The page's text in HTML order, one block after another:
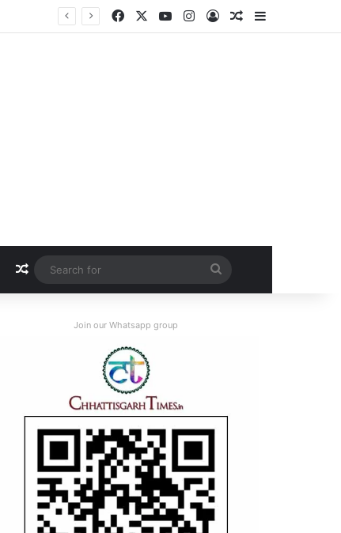
FacebookYouTubeInstagram
Log InRandom Article
Sidebar
Random Article
for
Join our Whatsapp group